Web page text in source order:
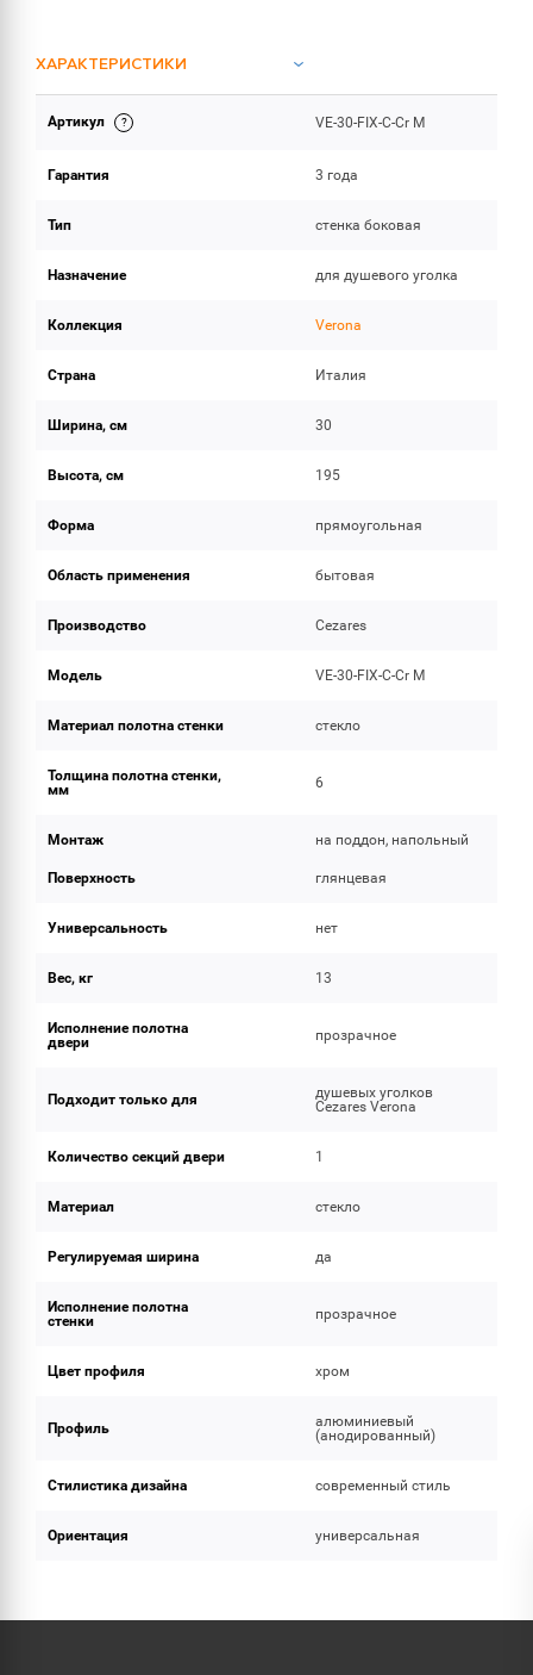
ХАРАКТЕРИСТИКИ
ОБЪЕМ ПОСТАВКИ
Артикул VE-30-FIX-C-Cr M
Гарантия 3 года
Тип стенка боковая
Назначение для душевого уголка
Коллекция Verona
Страна Италия
Ширина, см 30
Высота, см 195
Форма прямоугольная
Область применения бытовая
Производство Cezares
Модель VE-30-FIX-C-Cr M
Материал полотна стенки стекло
Толщина полотна стенки,
мм
6
Монтаж на поддон, напольный
Поверхность глянцевая
Универсальность нет
Вес, кг 13
Исполнение полотна
двери
прозрачное
Подходит только для
душевых уголков
Cezares Verona
Количество секций двери 1
Материал стекло
Регулируемая ширина да
Исполнение полотна
стенки
прозрачное
Цвет профиля хром
Профиль
алюминиевый
(анодированный)
Стилистика дизайна современный стиль
Ориентация универсальная